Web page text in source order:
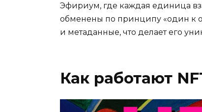
Эфириум, где каждая единица
обменены по принципу «один к
и метаданные, что делает его
Как работают